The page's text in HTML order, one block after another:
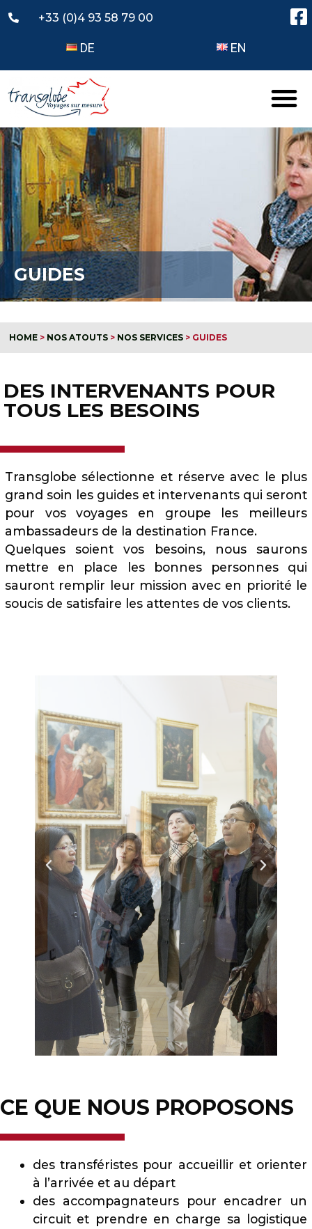
+33 (0)4 93 58 79 00
DE EN
GUIDES
HOME > NOS ATOUTS > NOS SERVICES > GUIDES
DES INTERVENANTS POUR
TOUS LES BESOINS
Transglobe sélectionne et réserve avec le plus
grand soin les guides et intervenants qui seront
pour vos voyages en groupe les meilleurs
ambassadeurs de la destination France.
Quelques soient vos besoins, nous saurons
mettre en place les bonnes personnes qui
sauront remplir leur mission avec en priorité le
soucis de satisfaire les attentes de vos clients.
CE QUE NOUS PROPOSONS
des transféristes pour accueillir et orienter
à l’arrivée et au départ
des accompagnateurs pour encadrer un
circuit et prendre en charge sa logistique